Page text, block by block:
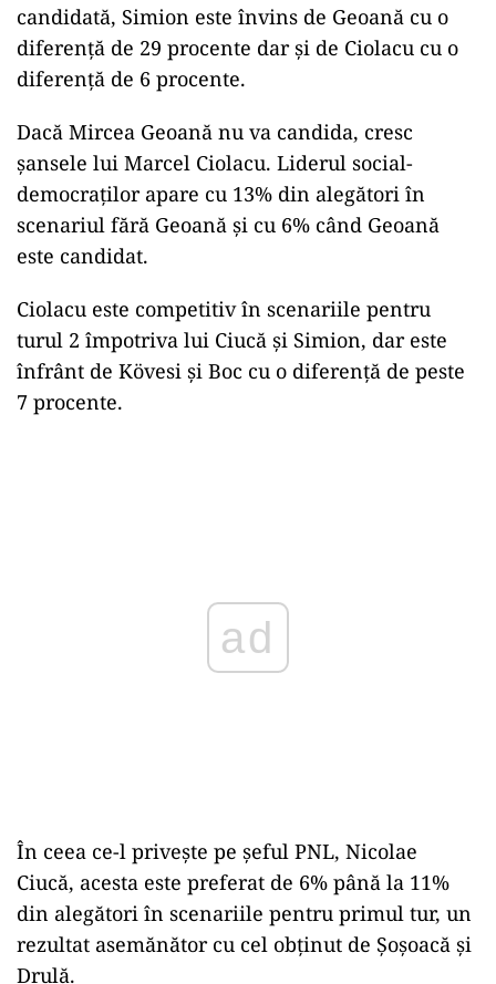
candidată, Simion este învins de Geoană cu o
diferență de 29 procente dar și de Ciolacu cu o
diferență de 6 procente.
Dacă Mircea Geoană nu va candida, cresc
șansele lui Marcel Ciolacu. Liderul social-
democraților apare cu 13% din alegători în
scenariul fără Geoană și cu 6% când Geoană
este candidat.
Ciolacu este competitiv în scenariile pentru
turul 2 împotriva lui Ciucă și Simion, dar este
înfrânt de Kövesi și Boc cu o diferență de peste
7 procente.
ad
În ceea ce-l privește pe șeful PNL, Nicolae
Ciucă, acesta este preferat de 6% până la 11%
din alegători în scenariile pentru primul tur, un
rezultat asemănător cu cel obținut de Șoșoacă și
Drulă.